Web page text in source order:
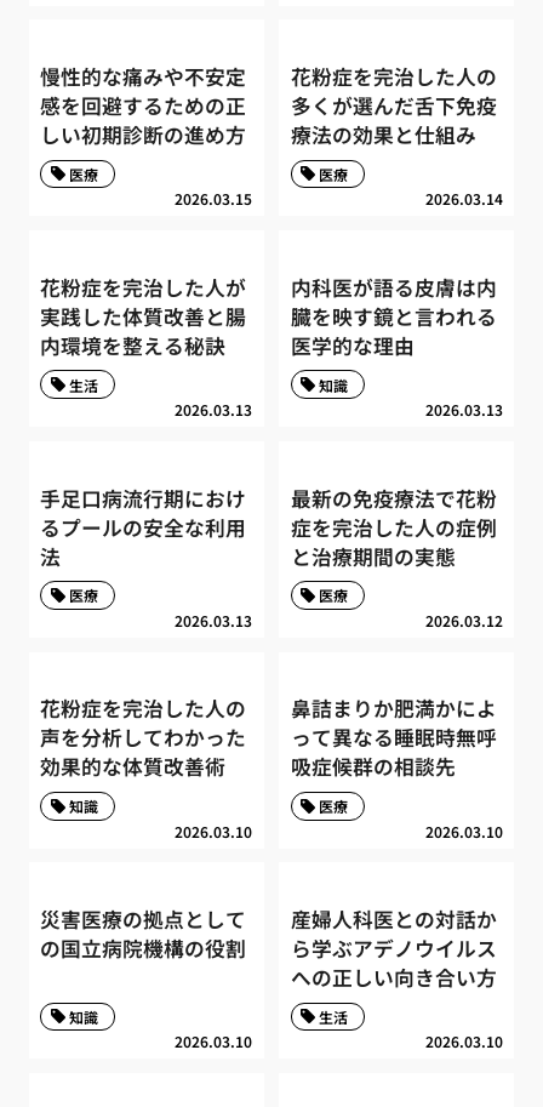
慢性的な痛みや不安定
感を回避するための正
しい初期診断の進め方
2026.03.15
医療
花粉症を完治した人の
多くが選んだ舌下免疫
療法の効果と仕組み
2026.03.14
医療
花粉症を完治した人が
実践した体質改善と腸
内環境を整える秘訣
2026.03.13
生活
内科医が語る皮膚は内
臓を映す鏡と言われる
医学的な理由
2026.03.13
知識
手足口病流行期におけ
るプールの安全な利用
法
2026.03.13
医療
最新の免疫療法で花粉
症を完治した人の症例
と治療期間の実態
2026.03.12
医療
花粉症を完治した人の
声を分析してわかった
効果的な体質改善術
2026.03.10
知識
鼻詰まりか肥満かによ
って異なる睡眠時無呼
吸症候群の相談先
2026.03.10
医療
災害医療の拠点として
の国立病院機構の役割
2026.03.10
知識
産婦人科医との対話か
ら学ぶアデノウイルス
への正しい向き合い方
2026.03.10
生活